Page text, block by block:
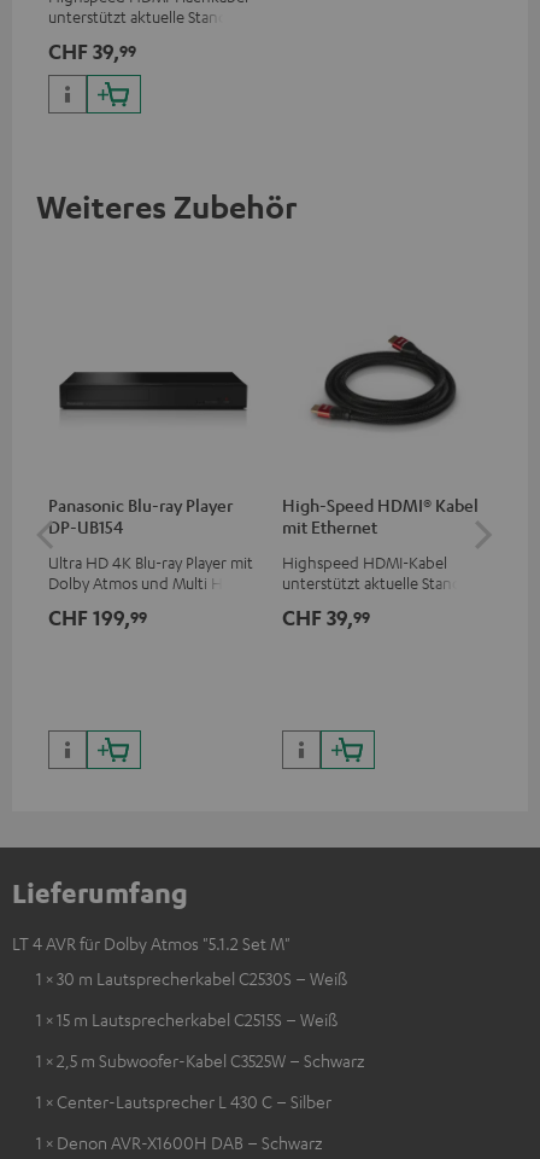
unterstützt aktuelle Standards
CHF 39,99
Weiteres Zubehör
Panasonic Blu-ray Player
DP-UB154
Ultra HD 4K Blu-ray Player mit
Dolby Atmos und Multi HDR-
HDR10+ für eine überragende
CHF 199,99
High-Speed HDMI® Kabel
mit Ethernet
Highspeed HDMI-Kabel
unterstützt aktuelle Standards
CHF 39,99
Lieferumfang
LT 4 AVR für Dolby Atmos "5.1.2 Set M"
1 × 30 m Lautsprecherkabel C2530S – Weiß
1 × 15 m Lautsprecherkabel C2515S – Weiß
1 × 2,5 m Subwoofer-Kabel C3525W – Schwarz
1 × Center-Lautsprecher L 430 C – Silber
1 × Denon AVR-X1600H DAB – Schwarz